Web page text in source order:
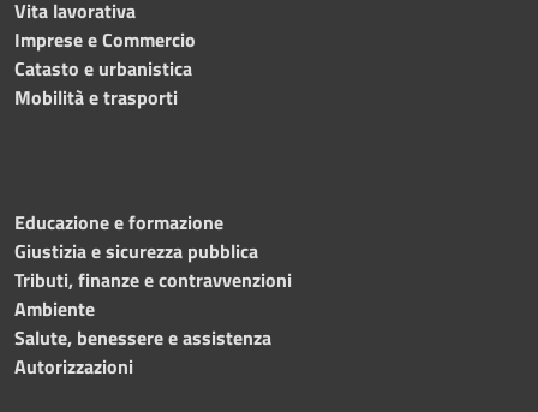
Vita lavorativa
Imprese e Commercio
Catasto e urbanistica
Mobilità e trasporti
Educazione e formazione
Giustizia e sicurezza pubblica
Tributi, finanze e contravvenzioni
Ambiente
Salute, benessere e assistenza
Autorizzazioni